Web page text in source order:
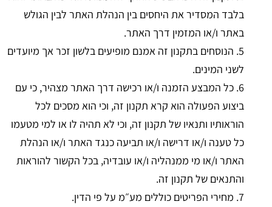
בלבד המסדיר את היחסים בין הנהלת האתר לבין הגולש
באתר ו/או המזמין דרך האתר.
5. הנוסחים בתקנון זה אמנם מופיעים בלשון זכר אך מיועדים
לשני המינים.
6. כל המבצע הזמנה ו/או רכישה דרך האתר מצהיר, כי עם
ביצוע הפעולה הוא קרא תקנון זה, וכי הוא מסכים לכל
הוראותיו ותנאיו של תקנון זה, וכי לא תהיה לו או למי מטעמו
כל טענה ו/או דרישה ו/או תביעה כנגד האתר ו/או הנהלת
האתר ו/או מי ממנהליה ו/או עובדיה, בכל הקשור להוראות
והתנאים של תקנון זה.
7. מחירי הפריטים כוללים מע״מ על פי הדין.